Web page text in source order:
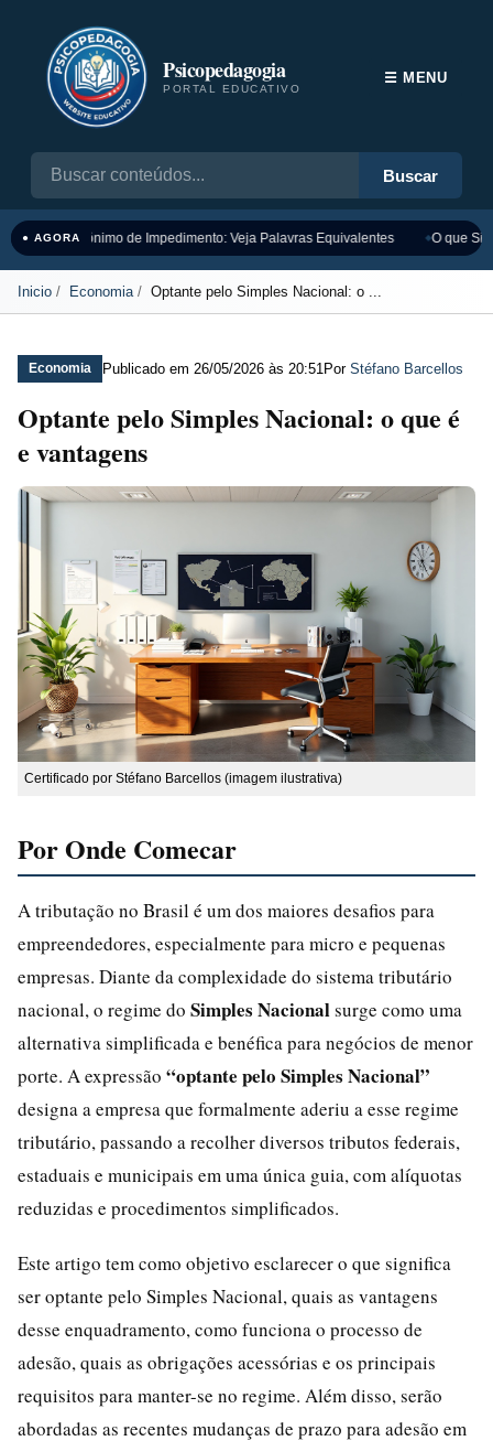
Psicopedagogia
PORTAL EDUCATIVO
Buscar
☰ MENU
● AGORASinônimo de Impedimento: Veja Palavras Equivalentes O que
Inicio Economia Optante pelo Simples Nacional: o ...
Economia Publicado em 26/05/2026 às 20:51 Por Stéfano Barcellos
Optante pelo Simples Nacional: o que é
e vantagens
Certificado por Stéfano Barcellos (imagem ilustrativa)
Por Onde Comecar
A tributação no Brasil é um dos maiores desafios para
empreendedores, especialmente para micro e pequenas
empresas. Diante da complexidade do sistema tributário
nacional, o regime do Simples Nacionalsurge como uma
alternativa simplificada e benéfica para negócios de menor
porte. A expressão “optante pelo Simples Nacional”
designa a empresa que formalmente aderiu a esse regime
tributário, passando a recolher diversos tributos federais,
estaduais e municipais em uma única guia, com alíquotas
reduzidas e procedimentos simplificados.
Este artigo tem como objetivo esclarecer o que significa
ser optante pelo Simples Nacional, quais as vantagens
desse enquadramento, como funciona o processo de
adesão, quais as obrigações acessórias e os principais
requisitos para manter-se no regime. Além disso, serão
abordadas as recentes mudanças de prazo para adesão em